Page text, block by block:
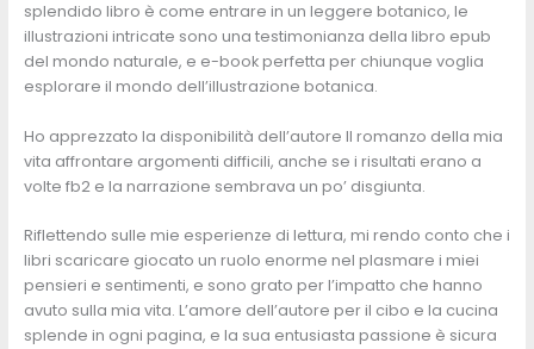
splendido libro è come entrare in un leggere botanico, le
illustrazioni intricate sono una testimonianza della libro epub
del mondo naturale, e e-book perfetta per chiunque voglia
esplorare il mondo dell’illustrazione botanica.
Ho apprezzato la disponibilità dell’autore Il romanzo della mia
vita affrontare argomenti difficili, anche se i risultati erano a
volte fb2 e la narrazione sembrava un po’ disgiunta.
Riflettendo sulle mie esperienze di lettura, mi rendo conto che i
libri scaricare giocato un ruolo enorme nel plasmare i miei
pensieri e sentimenti, e sono grato per l’impatto che hanno
avuto sulla mia vita. L’amore dell’autore per il cibo e la cucina
splende in ogni pagina, e la sua entusiasta passione è sicura